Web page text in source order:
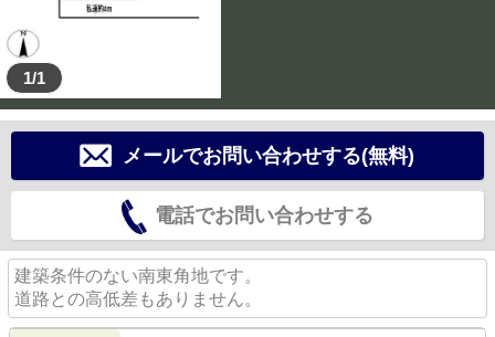
1/1
メールでお問い合わせする(無料)
電話でお問い合わせする
建築条件のない南東角地です。
道路との高低差もありません。